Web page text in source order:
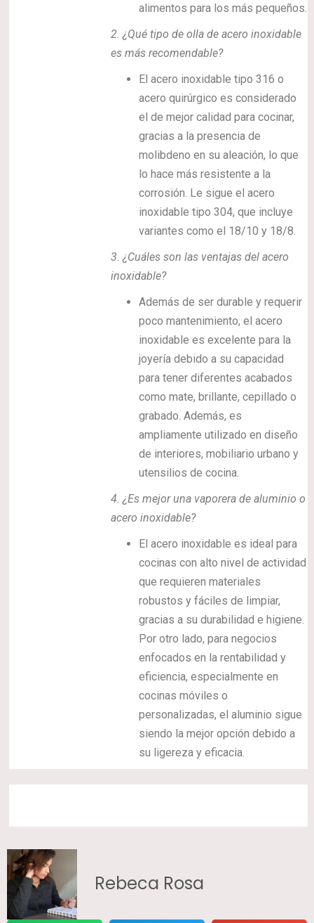
alimentos para los más pequeños.
2.¿Qué tipo de olla de acero inoxidable
es más recomendable?
El acero inoxidable tipo 316 o
acero quirúrgico es considerado
el de mejor calidad para cocinar,
gracias a la presencia de
molibdeno en su aleación, lo que
lo hace más resistente a la
corrosión. Le sigue el acero
inoxidable tipo 304, que incluye
variantes como el 18/10 y 18/8.
3.¿Cuáles son las ventajas del acero
inoxidable?
Además de ser durable y requerir
poco mantenimiento, el acero
inoxidable es excelente para la
joyería debido a su capacidad
para tener diferentes acabados
como mate, brillante, cepillado o
grabado. Además, es
ampliamente utilizado en diseño
de interiores, mobiliario urbano y
utensilios de cocina.
4.¿Es mejor una vaporera de aluminio o
acero inoxidable?
El acero inoxidable es ideal para
cocinas con alto nivel de actividad
que requieren materiales
robustos y fáciles de limpiar,
gracias a su durabilidad e higiene.
Por otro lado, para negocios
enfocados en la rentabilidad y
eficiencia, especialmente en
cocinas móviles o
personalizadas, el aluminio sigue
siendo la mejor opción debido a
su ligereza y eficacia.
Rebeca Rosa